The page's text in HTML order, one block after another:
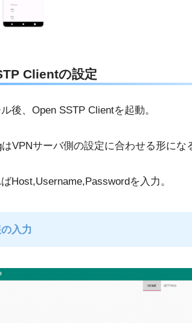
Clientの設定
後、Open SSTP Clientを起動。
VPNサーバ側の設定に合わせる形にな
Host,Username,Passwordを入力。
入力